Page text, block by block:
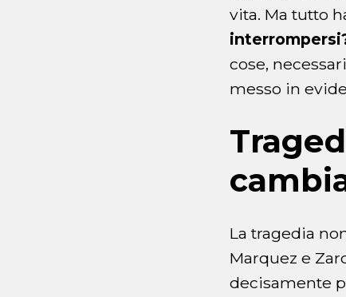
vita. Ma tutto
cose,
messo in
La tragedia
Marquez e
decisamente